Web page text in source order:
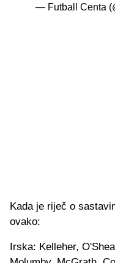
— Futball Centa
Kada je riječ o
ovako:
Irska: Kelleher,